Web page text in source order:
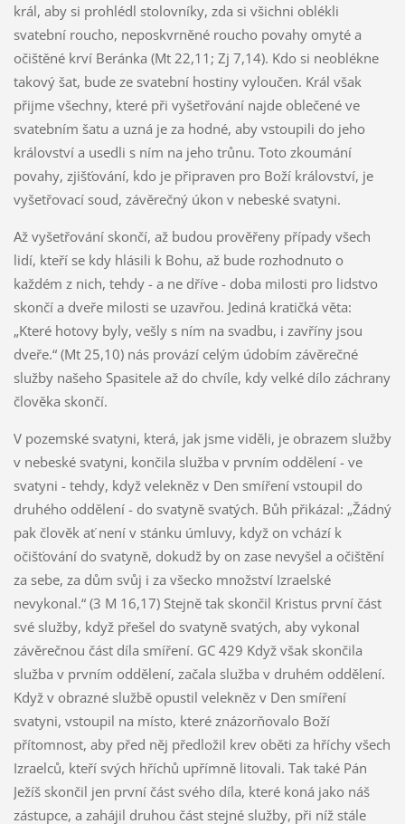
král, aby si prohlédl stolovníky, zda si všichni oblékli
svatební roucho, neposkvrněné roucho povahy omyté a
očištěné krví Beránka (Mt 22,11; Zj 7,14). Kdo si neoblékne
takový šat, bude ze svatební hostiny vyloučen. Král však
přijme všechny, které při vyšetřování najde oblečené ve
svatebním šatu a uzná je za hodné, aby vstoupili do jeho
království a usedli s ním na jeho trůnu. Toto zkoumání
povahy, zjišťování, kdo je připraven pro Boží království, je
vyšetřovací soud, závěrečný úkon v nebeské svatyni.
Až vyšetřování skončí, až budou prověřeny případy všech
lidí, kteří se kdy hlásili k Bohu, až bude rozhodnuto o
každém z nich, tehdy - a ne dříve - doba milosti pro lidstvo
skončí a dveře milosti se uzavřou. Jediná kratičká věta:
„Které hotovy byly, vešly s ním na svadbu, i zavříny jsou
dveře.“ (Mt 25,10) nás provází celým údobím závěrečné
služby našeho Spasitele až do chvíle, kdy velké dílo záchrany
člověka skončí.
V pozemské svatyni, která, jak jsme viděli, je obrazem služby
v nebeské svatyni, končila služba v prvním oddělení - ve
svatyni - tehdy, když velekněz v Den smíření vstoupil do
druhého oddělení - do svatyně svatých. Bůh přikázal: „Žádný
pak člověk ať není v stánku úmluvy, když on vchází k
očišťování do svatyně, dokudž by on zase nevyšel a očištění
za sebe, za dům svůj i za všecko množství Izraelské
nevykonal.“ (3 M 16,17) Stejně tak skončil Kristus první část
své služby, když přešel do svatyně svatých, aby vykonal
závěrečnou část díla smíření. GC 429 Když však skončila
služba v prvním oddělení, začala služba v druhém oddělení.
Když v obrazné službě opustil velekněz v Den smíření
svatyni, vstoupil na místo, které znázorňovalo Boží
přítomnost, aby před něj předložil krev oběti za hříchy všech
Izraelců, kteří svých hříchů upřímně litovali. Tak také Pán
Ježíš skončil jen první část svého díla, které koná jako náš
zástupce, a zahájil druhou část stejné služby, při níž stále